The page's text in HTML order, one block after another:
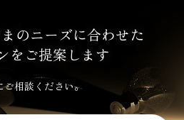
のニーズに合わせた
をご提案します
ご相談ください。